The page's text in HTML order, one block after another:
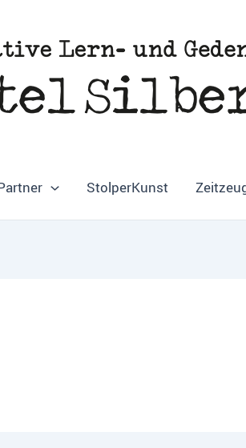
StolperKunst